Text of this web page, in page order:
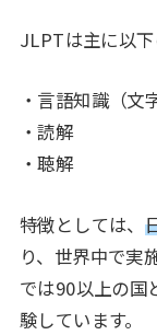
JLPTは主に以下
・言語知識（文
・読解
・聴解
特徴としては、
り、世界中で実
では90以上の国
験しています。